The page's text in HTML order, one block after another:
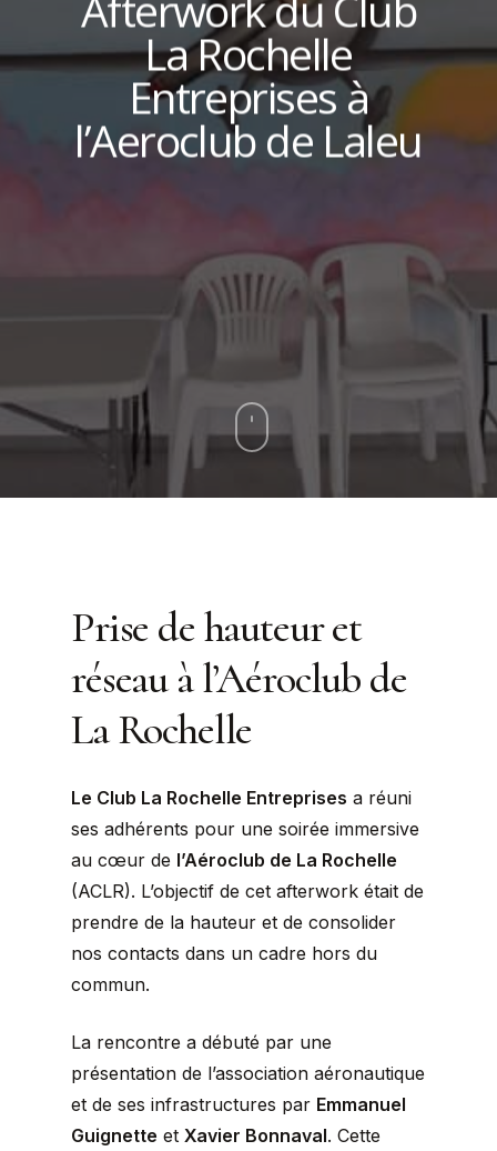
La Rochelle
Entreprises à
l’Aeroclub de Laleu
Prise de hauteur et
réseau à l’Aéroclub de
La Rochelle
Le Club La Rochelle Entreprises a réuni
ses adhérents pour une soirée immersive
au cœur de l’Aéroclub de La Rochelle
(ACLR). L’objectif de cet afterwork était de
prendre de la hauteur et de consolider
nos contacts dans un cadre hors du
commun.
La rencontre a débuté par une
présentation de l’association aéronautique
et de ses infrastructures par Emmanuel
Guignette et Xavier Bonnaval. Cette